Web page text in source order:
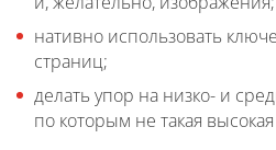
нативно использовать
страниц;
делать упор на низко- и
по которым не такая